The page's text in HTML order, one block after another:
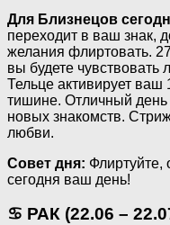
Для Близнецов
переходит в ваш знак,
желания флиртовать.
вы будете чувствовать
Тельце активирует
тишине. Отличный день
новых знакомств.
любви.
Совет дня:
сегодня ваш день!
♋ РАК (22.06 –